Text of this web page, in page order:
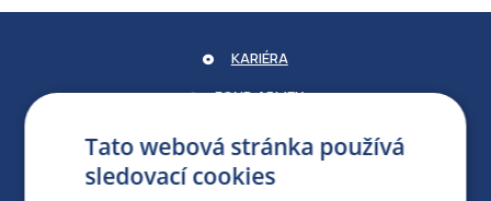
KARIÉRA
FOND ARMEX
ZÁRUKA ELEKTROMOBILITY
PARTNERSKÝ PORTÁL
Tato webová stránka používá
sledovací cookies